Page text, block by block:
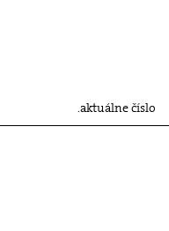
aktuálne číslo